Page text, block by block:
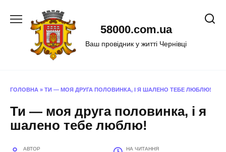
58000.com.ua
Ваш провідник у житті Чернівці
ГОЛОВНА » ТИ — МОЯ ДРУГА ПОЛОВИНКА, І Я ШАЛЕНО ТЕБЕ ЛЮБЛЮ!
Ти — моя друга половинка, і я
шалено тебе люблю!
АВТОР НА ЧИТАННЯ